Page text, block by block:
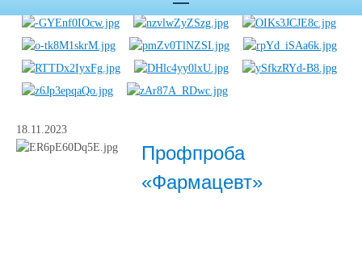
18.11.2023
Профпроба
«Фармацевт»